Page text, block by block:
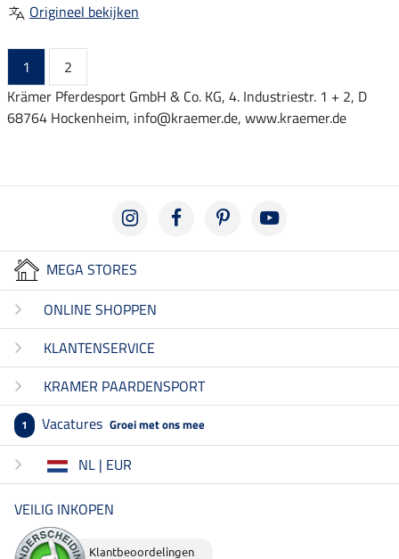
Origineel bekijken
1
2
Krämer Pferdesport GmbH & Co. KG, 4. Industriestr. 1 + 2, D
68764 Hockenheim, info@kraemer.de, www.kraemer.de
MEGA STORES
ONLINE SHOPPEN
KLANTENSERVICE
KRAMER PAARDENSPORT
1 Vacatures Groei met ons mee
NL | EUR
VEILIG INKOPEN
Klantbeoordelingen